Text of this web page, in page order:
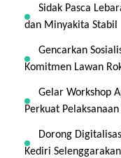
Sidak Pasca
dan Minyakita Stabil
Gencarkan
Komitmen Lawan
Gelar Workshop
Perkuat
Dorong
Kediri